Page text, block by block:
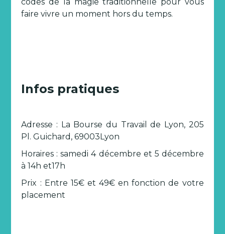
faire vivre un moment hors du temps.
Infos pratiques
Adresse : La Bourse du Travail de Lyon, 205
Pl. Guichard, 69003Lyon
Horaires : samedi 4 décembre et 5 décembre
à 14h et17h
Prix : Entre 15€ et 49€ en fonction de votre
placement